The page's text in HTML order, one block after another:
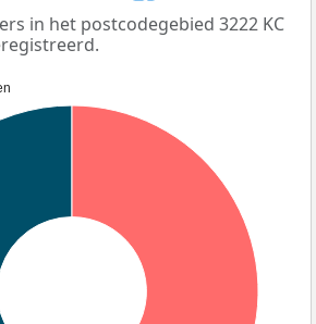
in het postcodegebied 3222 KC